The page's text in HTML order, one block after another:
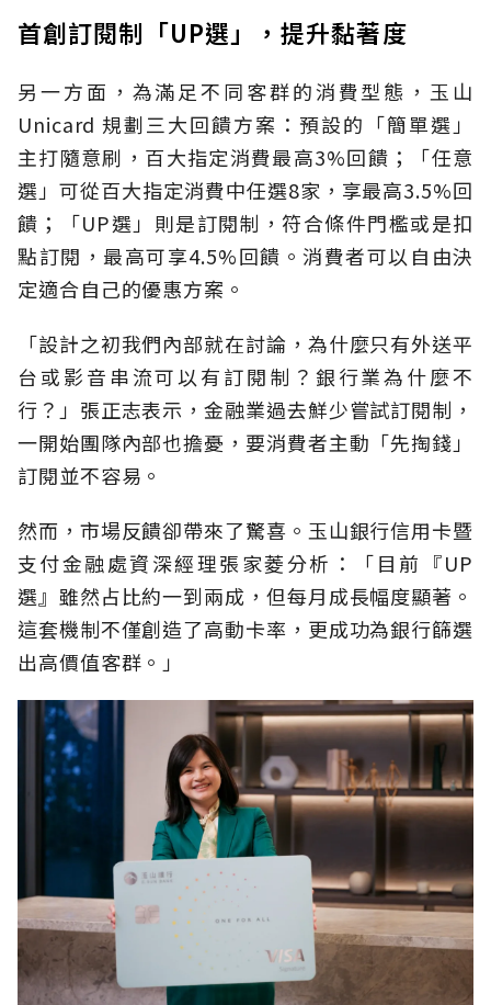
首創訂閱制「UP選」，提升黏著度
另一方面，為滿足不同客群的消費型態，玉山
Unicard 規劃三大回饋方案：預設的「簡單選」
主打隨意刷，百大指定消費最高3%回饋；「任意
選」可從百大指定消費中任選8家，享最高3.5%回
饋；「UP選」則是訂閱制，符合條件門檻或是扣
點訂閱，最高可享4.5%回饋。消費者可以自由決
定適合自己的優惠方案。
「設計之初我們內部就在討論，為什麼只有外送平
台或影音串流可以有訂閱制？銀行業為什麼不
行？」張正志表示，金融業過去鮮少嘗試訂閱制，
一開始團隊內部也擔憂，要消費者主動「先掏錢」
訂閱並不容易。
然而，市場反饋卻帶來了驚喜。玉山銀行信用卡暨
支付金融處資深經理張家菱分析：「目前『UP
選』雖然占比約一到兩成，但每月成長幅度顯著。
這套機制不僅創造了高動卡率，更成功為銀行篩選
出高價值客群。」